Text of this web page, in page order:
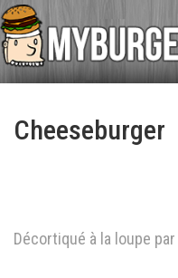
Cheeseburger
Décortiqué à la loupe par